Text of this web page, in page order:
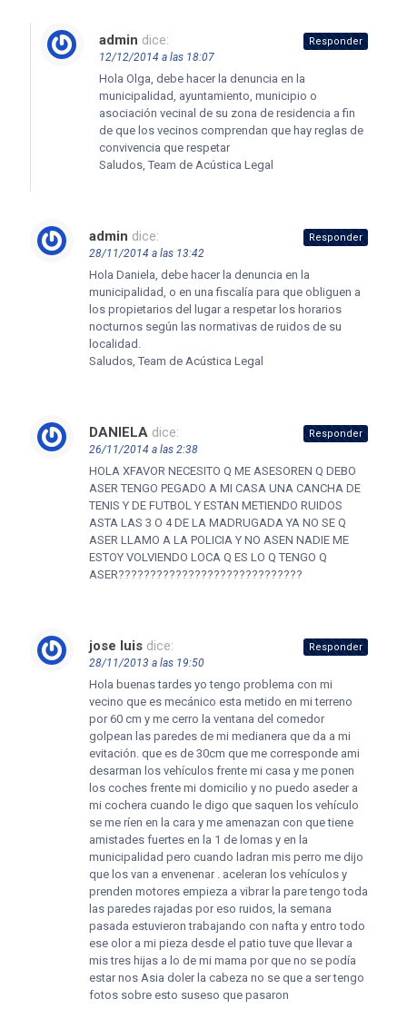
admin dice:
12/12/2014 a las 18:07
Hola Olga, debe hacer la denuncia en la
municipalidad, ayuntamiento, municipio o
asociación vecinal de su zona de residencia a fin
de que los vecinos comprendan que hay reglas de
convivencia que respetar
Saludos, Team de Acústica Legal
Responder
admin dice:
28/11/2014 a las 13:42
Hola Daniela, debe hacer la denuncia en la
municipalidad, o en una fiscalía para que obliguen a
los propietarios del lugar a respetar los horarios
nocturnos según las normativas de ruidos de su
localidad.
Saludos, Team de Acústica Legal
Responder
DANIELA dice:
26/11/2014 a las 2:38
HOLA XFAVOR NECESITO Q ME ASESOREN Q DEBO
ASER TENGO PEGADO A MI CASA UNA CANCHA DE
TENIS Y DE FUTBOL Y ESTAN METIENDO RUIDOS
ASTA LAS 3 O 4 DE LA MADRUGADA YA NO SE Q
ASER LLAMO A LA POLICIA Y NO ASEN NADIE ME
ESTOY VOLVIENDO LOCA Q ES LO Q TENGO Q
ASER?????????????????????????????
Responder
jose luis dice:
28/11/2013 a las 19:50
Hola buenas tardes yo tengo problema con mi
vecino que es mecánico esta metido en mi terreno
por 60 cm y me cerro la ventana del comedor
golpean las paredes de mi medianera que da a mi
evitación. que es de 30cm que me corresponde ami
desarman los vehículos frente mi casa y me ponen
los coches frente mi domicilio y no puedo aseder a
mi cochera cuando le digo que saquen los vehículo
se me ríen en la cara y me amenazan con que tiene
amistades fuertes en la 1 de lomas y en la
municipalidad pero cuando ladran mis perro me dijo
que los van a envenenar . aceleran los vehículos y
prenden motores empieza a vibrar la pare tengo toda
las paredes rajadas por eso ruidos, la semana
pasada estuvieron trabajando con nafta y entro todo
ese olor a mi pieza desde el patio tuve que llevar a
mis tres hijas a lo de mi mama por que no se podía
estar nos Asia doler la cabeza no se que a ser tengo
fotos sobre esto suseso que pasaron
Responder